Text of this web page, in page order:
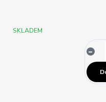
SKLADEM